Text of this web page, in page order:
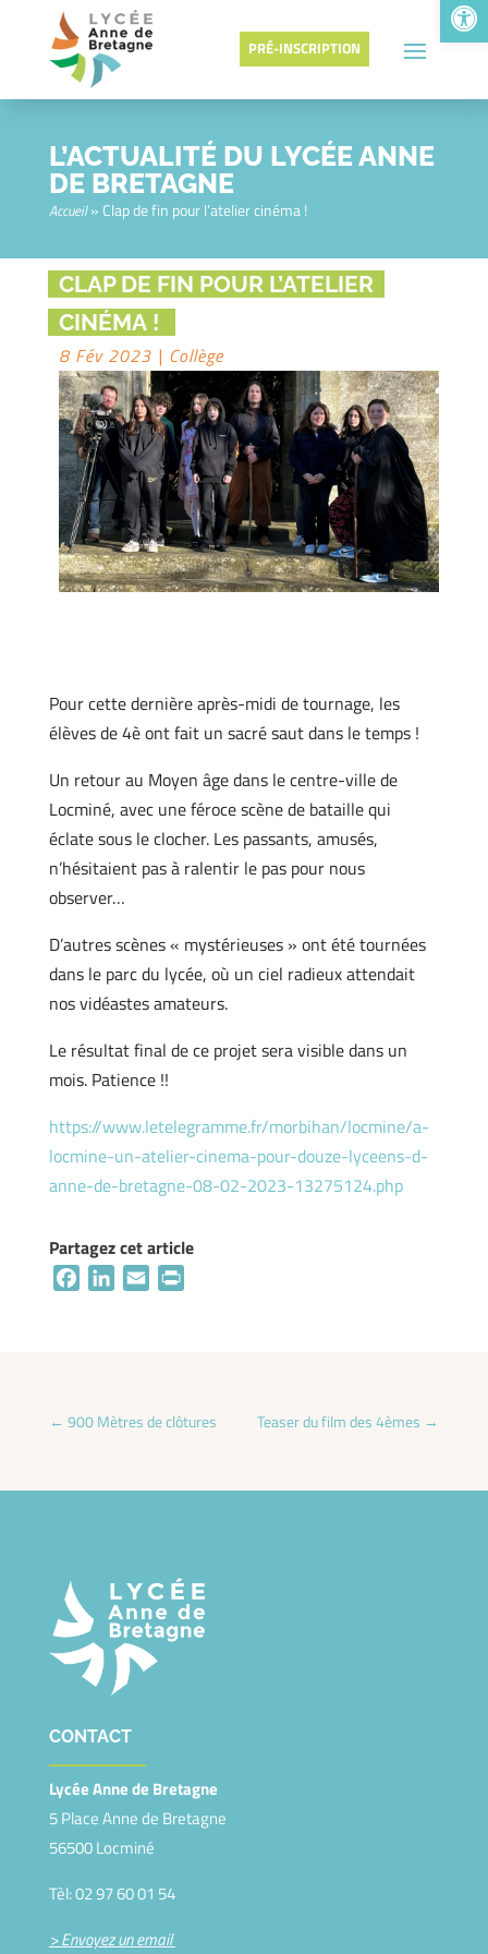
PRÉ-INSCRIPTION
L’ACTUALITÉ DU LYCÉE ANNE
DE BRETAGNE
Accueil» Clap de fin pour l’atelier cinéma !
CLAP DE FIN POUR L’ATELIER
CINÉMA !
8 Fév 2023| Collège
Pour cette dernière après-midi de tournage, les
élèves de 4è ont fait un sacré saut dans le temps !
Un retour au Moyen âge dans le centre-ville de
Locminé, avec une féroce scène de bataille qui
éclate sous le clocher. Les passants, amusés,
n’hésitaient pas à ralentir le pas pour nous
observer…
D’autres scènes « mystérieuses » ont été tournées
dans le parc du lycée, où un ciel radieux attendait
nos vidéastes amateurs.
Le résultat final de ce projet sera visible dans un
mois. Patience !!
https://www.letelegramme.fr/morbihan/locmine/a-
locmine-un-atelier-cinema-pour-douze-lyceens-d-
anne-de-bretagne-08-02-2023-13275124.php
Partagez cet article
FacebookLinkedIn
Email
← 900 Mètres de clôtures Teaser du film des 4èmes →
CONTACT
Lycée Anne de Bretagne
5 Place Anne de Bretagne
56500 Locminé
Tèl: 02 97 60 01 54
> Envoyez un email